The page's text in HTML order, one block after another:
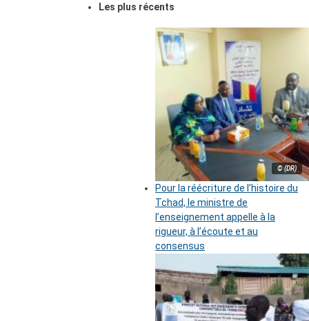
Les plus récents
© (DR)
Pour la réécriture de l’histoire du
Tchad, le ministre de
l’enseignement appelle à la
rigueur, à l’écoute et au
consensus